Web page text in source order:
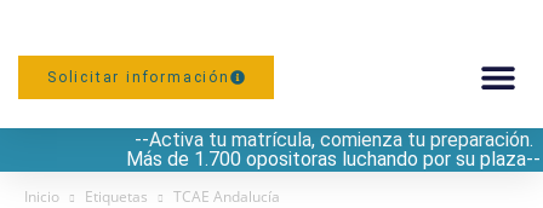
Solicitar información
--Activa tu matrícula, comienza tu preparación.
Más de 1.700 opositoras luchando por su plaza--
Inicio Etiquetas TCAE Andalucía